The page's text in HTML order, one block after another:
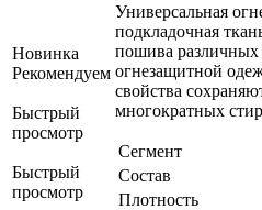
Новинка
Рекомендуем
Быстрый
просмотр
Быстрый
просмотр
Универсальная
подкладочная
пошива различных
огнезащитной
свойства
многократных
Сегмент
Состав
Плотность